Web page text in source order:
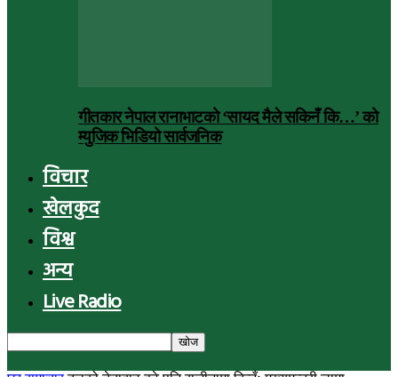
गीतकार नेपाल रानाभाटको ‘सायद मैले सकिनँ कि…’ को
म्युजिक भिडियो सार्वजनिक
विचार
खेलकुद
विश्व
अन्य
Live Radio